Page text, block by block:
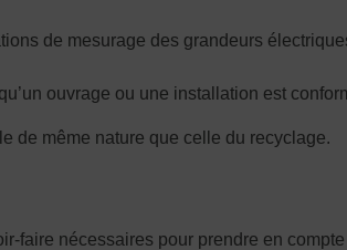
de mesurage des grandeurs
ouvrage ou une installation est
de même nature que celle du recyclage.
faire nécessaires pour prendre en